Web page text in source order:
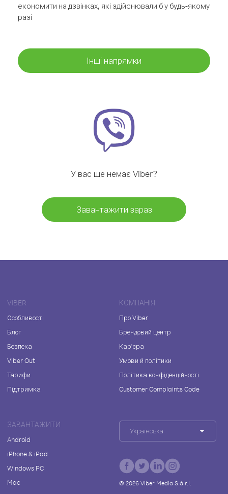
економити на дзвінках, які здійснювали б у будь-якому
разі
Інші напрямки
У вас ще немає Viber?
Завантажити зараз
VIBER
Особливості
Блог
Безпека
Viber Out
Тарифи
Підтримка
КОМПАНІЯ
Про Viber
Брендовий центр
Кар'єра
Умови й політики
Політика конфіденційності
Customer Complaints Code
ЗАВАНТАЖИТИ
Android
iPhone & iPad
Windows PC
Mac
Українська
© 2026Viber Media S.à r.l.